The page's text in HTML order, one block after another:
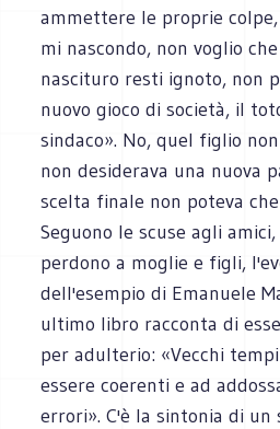
ammettere le proprie
mi nascondo, non voglio
nascituro resti ignoto, non
nuovo gioco di società, il
sindaco». No, quel figlio
non desiderava una nuova
scelta finale non poteva che
Seguono le scuse agli
perdono a moglie e figli,
dell'esempio di Emanuele
ultimo libro racconta di
per adulterio: «Vecchi
essere coerenti e ad
errori». C'è la sintonia di un